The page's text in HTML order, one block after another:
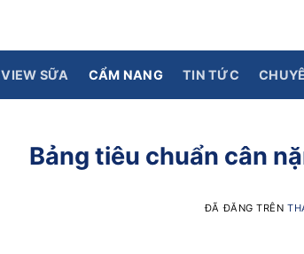
SỮA CẨM NANG TIN TỨC
Bảng tiêu chuẩn cân
ĐÃ ĐĂNG TRÊN